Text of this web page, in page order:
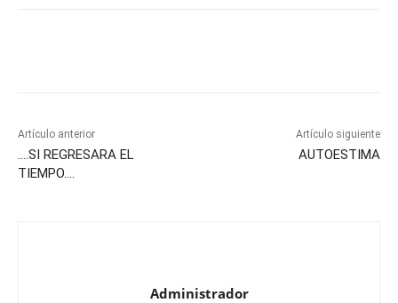
Artículo anterior
….SI REGRESARA EL
TIEMPO….
Artículo siguiente
AUTOESTIMA
Administrador